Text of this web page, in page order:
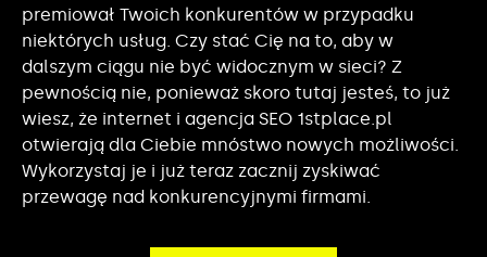
premiował Twoich konkurentów w przypadku
niektórych usług. Czy stać Cię na to, aby w
dalszym ciągu nie być widocznym w sieci? Z
pewnością nie, ponieważ skoro tutaj jesteś, to już
wiesz, że internet i agencja SEO 1stplace.pl
otwierają dla Ciebie mnóstwo nowych możliwości.
Wykorzystaj je i już teraz zacznij zyskiwać
przewagę nad konkurencyjnymi firmami.